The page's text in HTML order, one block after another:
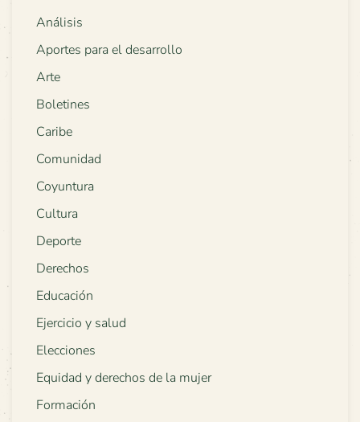
Análisis
Aportes para el desarrollo
Arte
Boletines
Caribe
Comunidad
Coyuntura
Cultura
Deporte
Derechos
Educación
Ejercicio y salud
Elecciones
Equidad y derechos de la mujer
Formación